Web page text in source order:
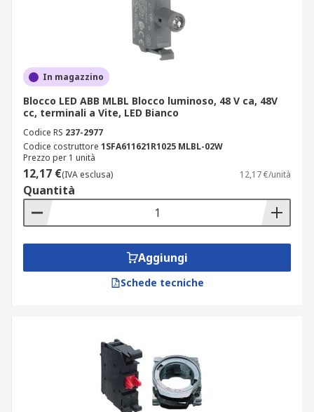
In magazzino
Blocco LED ABB MLBL Blocco luminoso, 48 V ca, 48V
cc, terminali a Vite, LED Bianco
Codice RS 237-2977
Codice costruttore 1SFA611621R1025 MLBL-02W
Prezzo per 1 unità
12,17 €(IVA esclusa) 12,17 €/unità
Quantità
Aggiungi
Schede tecniche